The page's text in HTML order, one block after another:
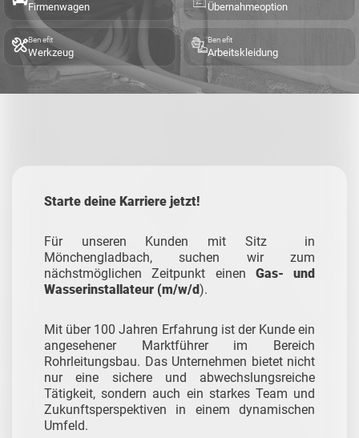
Firmenwagen Übernahmeoption
Benefit
Werkzeug
Benefit
Arbeitskleidung
Starte deine Karriere jetzt!
Für unseren Kunden mit Sitz in
Mönchengladbach, suchen wir zum
nächstmöglichen Zeitpunkt einen Gas- und
Wasserinstallateur (m/w/d).
Mit über 100 Jahren Erfahrung ist der Kunde ein
angesehener Marktführer im Bereich
Rohrleitungsbau. Das Unternehmen bietet nicht
nur eine sichere und abwechslungsreiche
Tätigkeit, sondern auch ein starkes Team und
Zukunftsperspektiven in einem dynamischen
Umfeld.